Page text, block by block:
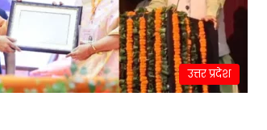
उत्तर प्रदेश